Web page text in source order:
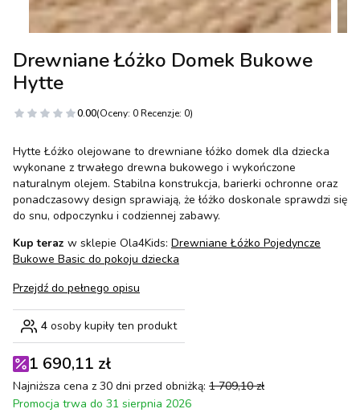
Drewniane Łóżko Domek Bukowe
Hytte
0.00(Oceny: 0 Recenzje: 0)
Hytte Łóżko olejowane to drewniane łóżko domek dla dziecka
wykonane z trwałego drewna bukowego i wykończone
naturalnym olejem. Stabilna konstrukcja, barierki ochronne oraz
ponadczasowy design sprawiają, że łóżko doskonale sprawdzi się
do snu, odpoczynku i codziennej zabawy.
Kup teraz w sklepie Ola4Kids: Drewniane Łóżko Pojedyncze
Bukowe Basic do pokoju dziecka
Przejdź do pełnego opisu
4 osoby kupiły ten produkt
1 690,11 zł
Najniższa cena z 30 dni przed obniżką: 1 709,10 zł
Promocja trwa do 31 sierpnia 2026